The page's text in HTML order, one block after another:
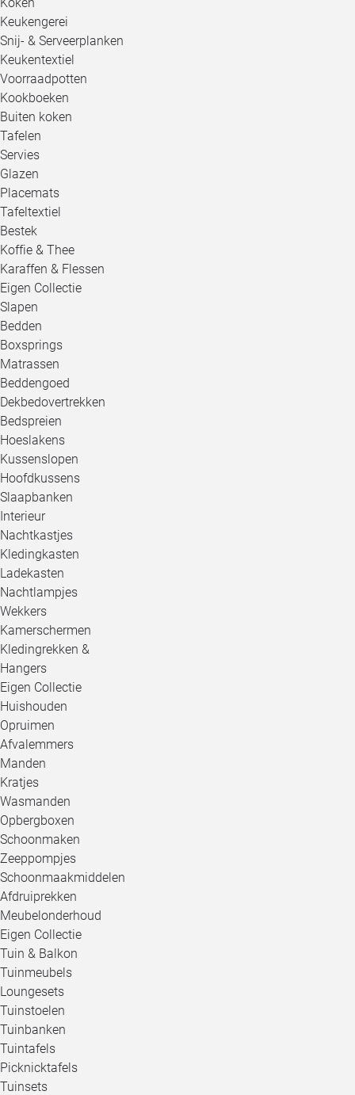
Keukengerei
Snij- & Serveerplanken
Keukentextiel
Voorraadpotten
Kookboeken
Buiten koken
Tafelen
Servies
Glazen
Placemats
Tafeltextiel
Bestek
Koffie & Thee
Karaffen & Flessen
Eigen Collectie
Slapen
Bedden
Boxsprings
Matrassen
Beddengoed
Dekbedovertrekken
Bedspreien
Hoeslakens
Kussenslopen
Hoofdkussens
Slaapbanken
Interieur
Nachtkastjes
Kledingkasten
Ladekasten
Nachtlampjes
Wekkers
Kamerschermen
Kledingrekken &
Hangers
Eigen Collectie
Huishouden
Opruimen
Afvalemmers
Manden
Kratjes
Wasmanden
Opbergboxen
Schoonmaken
Zeeppompjes
Schoonmaakmiddelen
Afdruiprekken
Meubelonderhoud
Eigen Collectie
Tuin & Balkon
Tuinmeubels
Loungesets
Tuinstoelen
Tuinbanken
Tuintafels
Picknicktafels
Tuinsets